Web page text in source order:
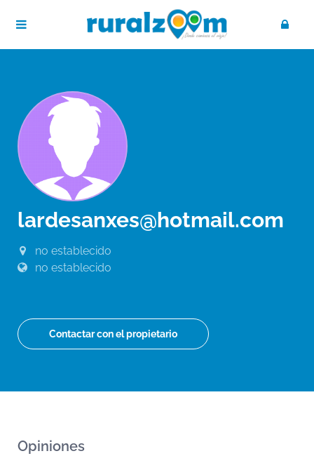
lardesanxes@hotmail.com
no establecido
no establecido
Contactar con el propietario
Opiniones